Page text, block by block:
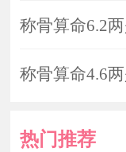
称骨算命6.2
称骨算命4.6
热门推荐